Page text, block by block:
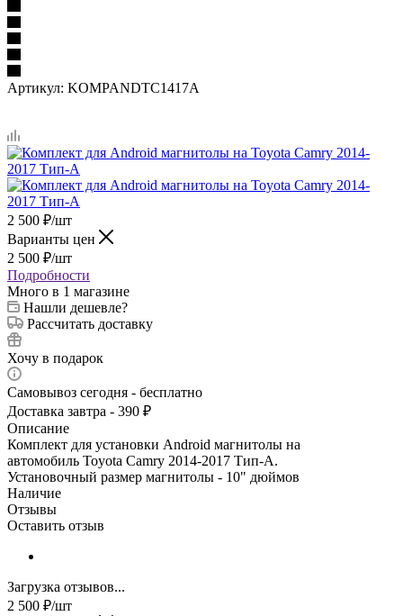
Артикул: KOMPANDTC1417A
2 500 ₽/шт
Варианты цен
2 500 ₽/шт
Подробности
Много в 1 магазине
Нашли дешевле?
Рассчитать доставку
Хочу в подарок
Самовывоз сегодня - бесплатно
Доставка завтра - 390 ₽
Описание
Комплект для установки Android магнитолы на
автомобиль Toyota Camry 2014-2017 Тип-A.
Установочный размер магнитолы - 10" дюймов
Наличие
Отзывы
Оставить отзыв
Загрузка отзывов...
2 500 ₽/шт